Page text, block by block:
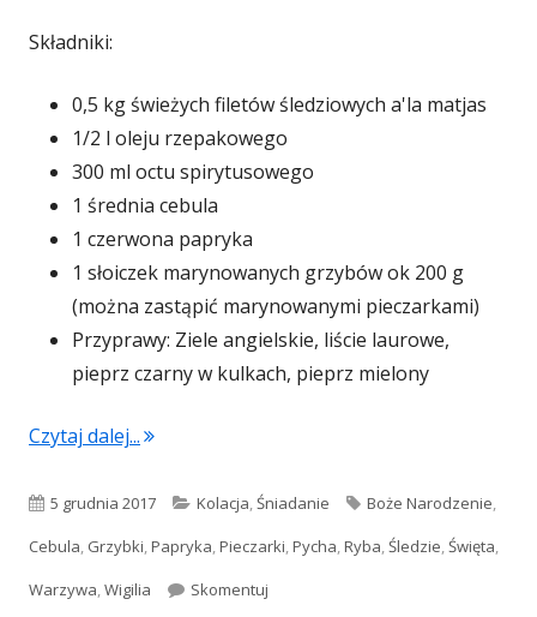
Składniki:
0,5 kg świeżych filetów śledziowych a'la matjas
1/2 l oleju rzepakowego
300 ml octu spirytusowego
1 średnia cebula
1 czerwona papryka
1 słoiczek marynowanych grzybów ok 200 g
(można zastąpić marynowanymi pieczarkami)
Przyprawy: Ziele angielskie, liście laurowe,
pieprz czarny w kulkach, pieprz mielony
Czytaj dalej..."Śledzie z marynowanymi grzybkami i
Opublikowano
5 grudnia 2017 Kategorie
Kolacja,Śniadanie Tagi
Boże Narodzenie,
Cebula, Grzybki,Papryka,Pieczarki,Pycha,Ryba,Śledzie,Święta,
Warzywa,Wigilia Skomentuj